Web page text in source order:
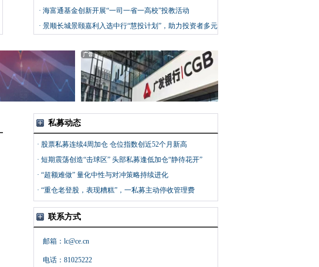
降费
· 海富通基金创新开展“一司一省一高校”投教活动
· 景顺长城景颐嘉利入选中行“慧投计划”，助力投资者多元
私募动态
· 股票私募连续4周加仓 仓位指数创近52个月新高
· 短期震荡创造“击球区” 头部私募逢低加仓“静待花开”
· “超额难做” 量化中性与对冲策略持续进化
· “重仓老登股，表现糟糕”，一私募主动停收管理费
联系方式
邮箱： lc@ce.cn
电话：81025222